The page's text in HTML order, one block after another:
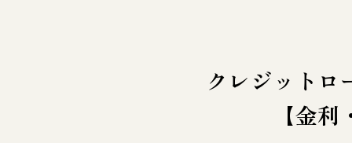
クレジットロ
【金